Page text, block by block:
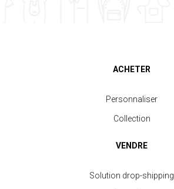
ACHETER
Personnaliser
Collection
VENDRE
Solution drop-shipping